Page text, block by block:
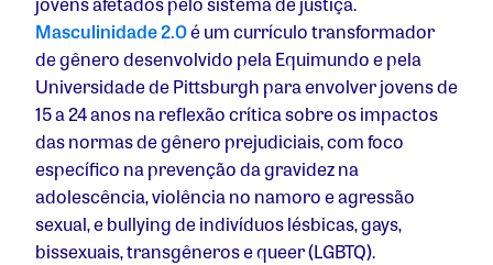
Masculinidade 2.0é um currículo transformador
de gênero desenvolvido pela Equimundo e pela
Universidade de Pittsburgh para envolver jovens de
15 a 24 anos na reflexão crítica sobre os impactos
das normas de gênero prejudiciais, com foco
específico na prevenção da gravidez na
adolescência, violência no namoro e agressão
sexual, e bullying de indivíduos lésbicas, gays,
bissexuais, transgêneros e queer (LGBTQ).